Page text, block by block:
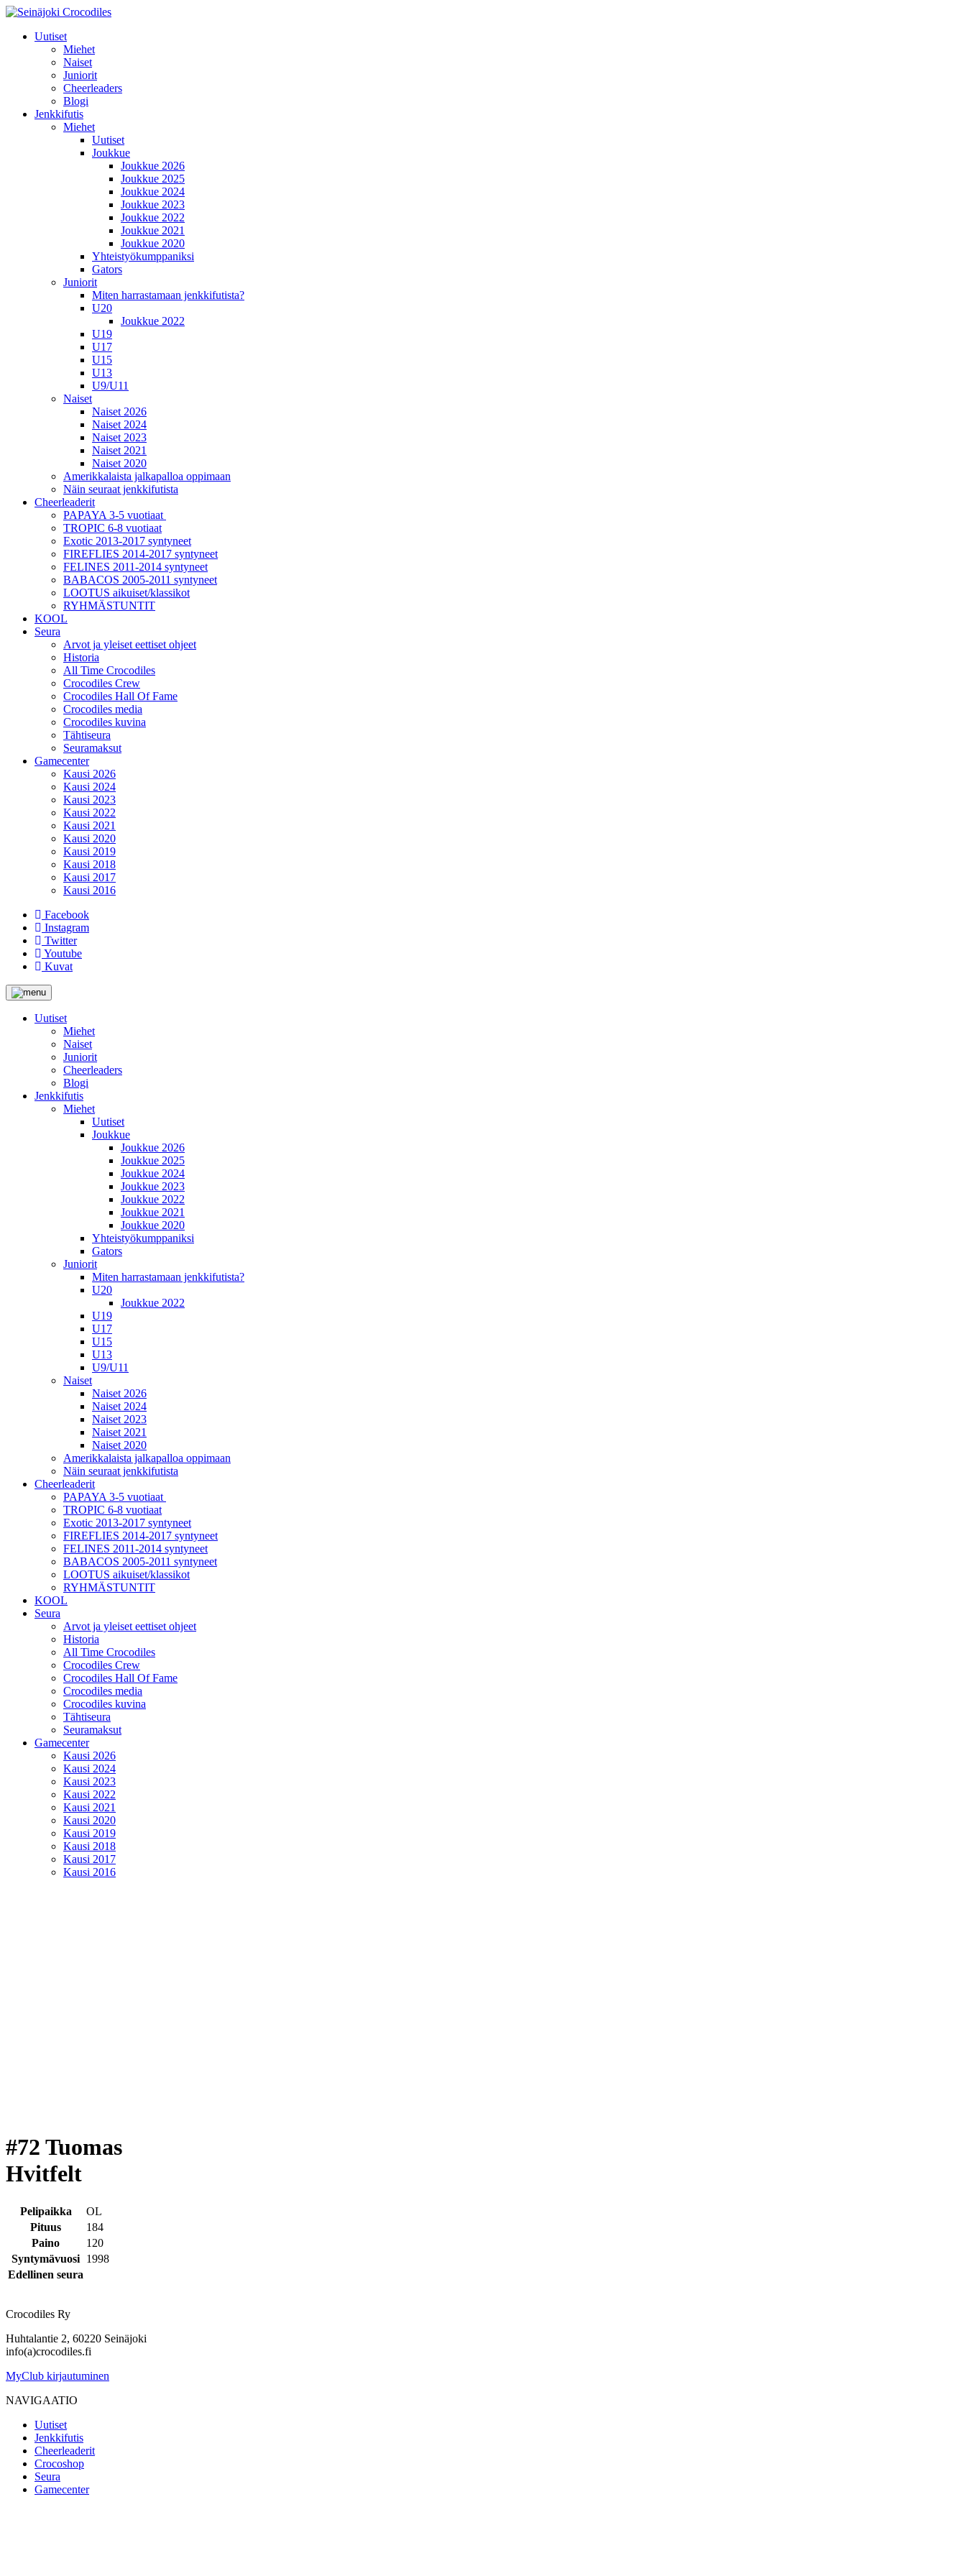
Uutiset
Miehet
Naiset
Juniorit
Cheerleaders
Blogi
Jenkkifutis
Miehet
Uutiset
Joukkue
Joukkue 2026
Joukkue 2025
Joukkue 2024
Joukkue 2023
Joukkue 2022
Joukkue 2021
Joukkue 2020
Yhteistyökumppaniksi
Gators
Juniorit
Miten harrastamaan jenkkifutista?
U20
Joukkue 2022
U19
U17
U15
U13
U9/U11
Naiset
Naiset 2026
Naiset 2024
Naiset 2023
Naiset 2021
Naiset 2020
Amerikkalaista jalkapalloa oppimaan
Näin seuraat jenkkifutista
Cheerleaderit
PAPAYA 3-5 vuotiaat
TROPIC 6-8 vuotiaat
Exotic 2013-2017 syntyneet
FIREFLIES 2014-2017 syntyneet
FELINES 2011-2014 syntyneet
BABACOS 2005-2011 syntyneet
LOOTUS aikuiset/klassikot
RYHMÄSTUNTIT
KOOL
Seura
Arvot ja yleiset eettiset ohjeet
Historia
All Time Crocodiles
Crocodiles Crew
Crocodiles Hall Of Fame
Crocodiles media
Crocodiles kuvina
Tähtiseura
Seuramaksut
Gamecenter
Kausi 2026
Kausi 2024
Kausi 2023
Kausi 2022
Kausi 2021
Kausi 2020
Kausi 2019
Kausi 2018
Kausi 2017
Kausi 2016
Facebook
Instagram
Twitter
Youtube
Kuvat
Uutiset
Miehet
Naiset
Juniorit
Cheerleaders
Blogi
Jenkkifutis
Miehet
Uutiset
Joukkue
Joukkue 2026
Joukkue 2025
Joukkue 2024
Joukkue 2023
Joukkue 2022
Joukkue 2021
Joukkue 2020
Yhteistyökumppaniksi
Gators
Juniorit
Miten harrastamaan jenkkifutista?
U20
Joukkue 2022
U19
U17
U15
U13
U9/U11
Naiset
Naiset 2026
Naiset 2024
Naiset 2023
Naiset 2021
Naiset 2020
Amerikkalaista jalkapalloa oppimaan
Näin seuraat jenkkifutista
Cheerleaderit
PAPAYA 3-5 vuotiaat
TROPIC 6-8 vuotiaat
Exotic 2013-2017 syntyneet
FIREFLIES 2014-2017 syntyneet
FELINES 2011-2014 syntyneet
BABACOS 2005-2011 syntyneet
LOOTUS aikuiset/klassikot
RYHMÄSTUNTIT
KOOL
Seura
Arvot ja yleiset eettiset ohjeet
Historia
All Time Crocodiles
Crocodiles Crew
Crocodiles Hall Of Fame
Crocodiles media
Crocodiles kuvina
Tähtiseura
Seuramaksut
Gamecenter
Kausi 2026
Kausi 2024
Kausi 2023
Kausi 2022
Kausi 2021
Kausi 2020
Kausi 2019
Kausi 2018
Kausi 2017
Kausi 2016
#72 Tuomas
Hvitfelt
Pelipaikka
OL
Pituus
184
Paino
120
Syntymävuosi 1998
Edellinen seura
Crocodiles Ry
Huhtalantie 2, 60220 Seinäjoki
info(a)crocodiles.fi
MyClub kirjautuminen
NAVIGAATIO
Uutiset
Jenkkifutis
Cheerleaderit
Crocoshop
Seura
Gamecenter